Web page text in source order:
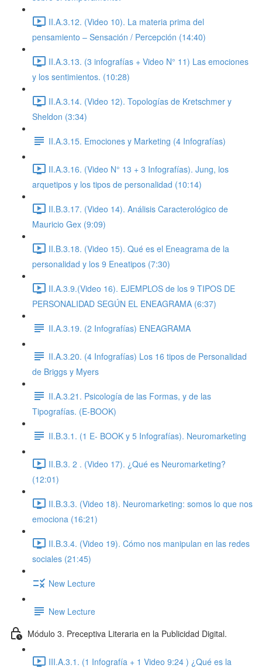
II.A.3.12. (Video 10). La materia prima del
pensamiento – Sensación / Percepción (14:40)
II.A.3.13. (3 infografías + Video N° 11) Las emociones
y los sentimientos. (10:28)
II.A.3.14. (Video 12). Topologías de Kretschmer y
Sheldon (3:34)
II.A.3.15. Emociones y Marketing (4 Infografías)
II.A.3.16. (Video N° 13 + 3 Infografías). Jung, los
arquetipos y los tipos de personalidad (10:14)
II.B.3.17. (Video 14). Análisis Caracterológico de
Mauricio Gex (9:09)
II.B.3.18. (Video 15). Qué es el Eneagrama de la
personalidad y los 9 Eneatipos (7:30)
II.A.3.9.(Video 16). EJEMPLOS de los 9 TIPOS DE
PERSONALIDAD SEGÚN EL ENEAGRAMA (6:37)
II.A.3.19. (2 Infografías) ENEAGRAMA
II.A.3.20. (4 Infografías) Los 16 tipos de Personalidad
de Briggs y Myers
II.A.3.21. Psicología de las Formas, y de las
Tipografías. (E-BOOK)
II.B.3.1. (1 E- BOOK y 5 Infografías). Neuromarketing
II.B.3. 2 . (Video 17). ¿Qué es Neuromarketing?
(12:01)
II.B.3.3. (Video 18). Neuromarketing: somos lo que nos
emociona (16:21)
II.B.3.4. (Video 19). Cómo nos manipulan en las redes
sociales (21:45)
New Lecture
New Lecture
Módulo 3. Preceptiva Literaria en la Publicidad Digital.
III.A.3.1. (1 Infografía + 1 Video 9:24 ) ¿Qué es la